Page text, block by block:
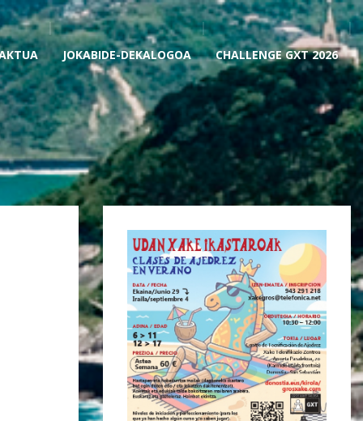
JOKABIDE-DEKALOGOA CHALLENGE GXT 2026